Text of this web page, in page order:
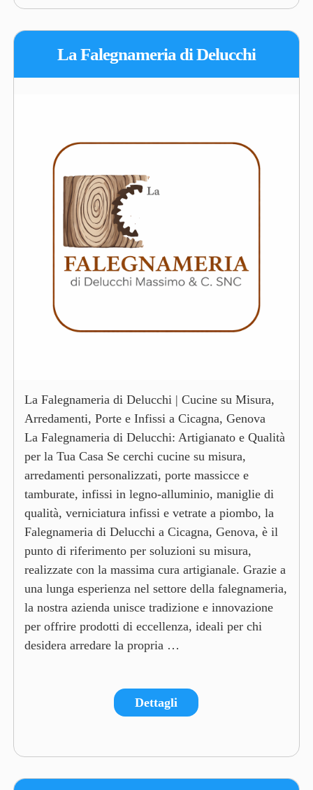
La Falegnameria di Delucchi
La Falegnameria di Delucchi | Cucine su Misura,
Arredamenti, Porte e Infissi a Cicagna, Genova
La Falegnameria di Delucchi: Artigianato e Qualità
per la Tua Casa Se cerchi cucine su misura,
arredamenti personalizzati, porte massicce e
tamburate, infissi in legno-alluminio, maniglie di
qualità, verniciatura infissi e vetrate a piombo, la
Falegnameria di Delucchi a Cicagna, Genova, è il
punto di riferimento per soluzioni su misura,
realizzate con la massima cura artigianale. Grazie a
una lunga esperienza nel settore della falegnameria,
la nostra azienda unisce tradizione e innovazione
per offrire prodotti di eccellenza, ideali per chi
desidera arredare la propria …
Dettagli